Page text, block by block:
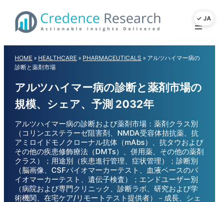
content
HOME » HEALTHCARE » PHARMACEUTICALS » アルツハイマー病の
診断と薬剤市場
アルツハイマー病の診断と薬剤市場の
規模、シェア、予測 2032年
アルツハイマー病の診断および薬剤市場：薬剤クラス別
（コリンエステラーゼ阻害剤、NMDA受容体拮抗薬、抗
アミロイドモノクローナル抗体（mAbs）、抗タウおよび
その他の疾患修飾療法（DMTs）、併用薬、その他の薬剤
クラス）；用途別（疾患進行管理、症状管理）；診断別
（脳画像、CSFバイオマーカーテスト、血液ベースのバ
イオマーカーテスト、遺伝子検査）；エンドユーザー別
（病院および専門クリニック、診断ラボ、研究および学
術機関、在宅ケア/リモートテスト提供者）－成長、シェ